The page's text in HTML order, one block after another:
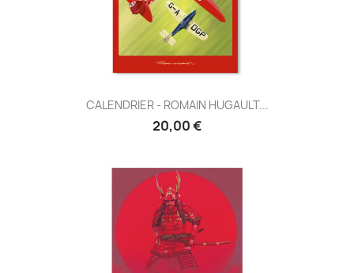
CALENDRIER - ROMAIN HUGAULT...
20,00 €